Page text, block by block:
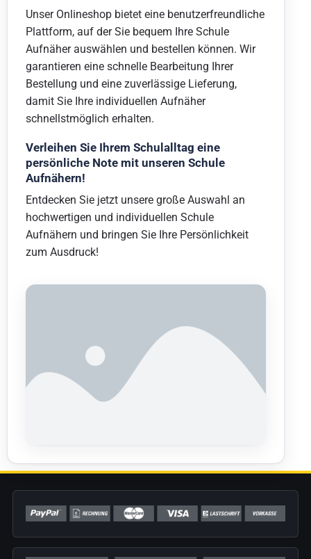
Unser Onlineshop bietet eine benutzerfreundliche
Plattform, auf der Sie bequem Ihre Schule
Aufnäher auswählen und bestellen können. Wir
garantieren eine schnelle Bearbeitung Ihrer
Bestellung und eine zuverlässige Lieferung,
damit Sie Ihre individuellen Aufnäher
schnellstmöglich erhalten.
Verleihen Sie Ihrem Schulalltag eine
persönliche Note mit unseren Schule
Aufnähern!
Entdecken Sie jetzt unsere große Auswahl an
hochwertigen und individuellen Schule
Aufnähern und bringen Sie Ihre Persönlichkeit
zum Ausdruck!